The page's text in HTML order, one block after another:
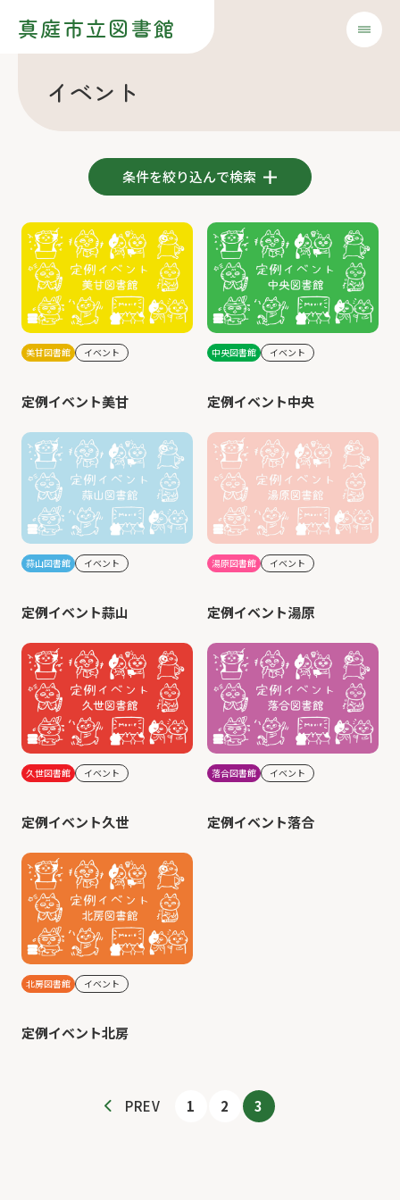
真庭市立図書館
イベント
条件を絞り込んで検索
美甘図書館 イベント
定例イベント美甘
中央図書館 イベント
定例イベント中央
蒜山図書館 イベント
定例イベント蒜山
湯原図書館 イベント
定例イベント湯原
久世図書館 イベント
定例イベント久世
落合図書館 イベント
定例イベント落合
北房図書館 イベント
定例イベント北房
PREV 1 2 3